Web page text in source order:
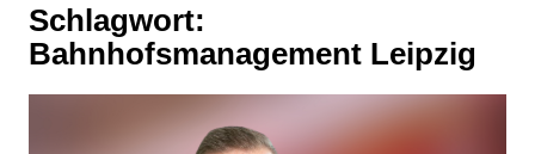
Schlagwort:
Bahnhofsmanagement Leipzig